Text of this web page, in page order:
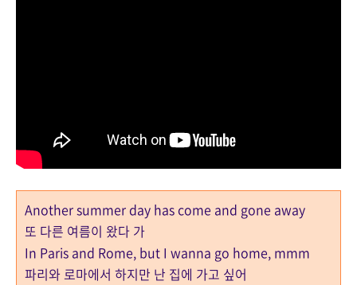
Another summer day has come and gone away
또 다른 여름이 왔다 가
In Paris and Rome, but I wanna go home, mmm
파리와 로마에서 하지만 난 집에 가고 싶어